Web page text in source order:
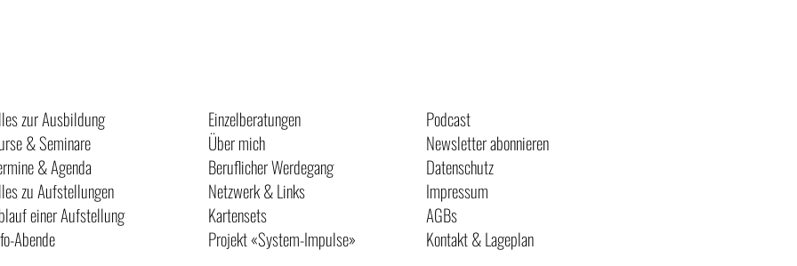
zur Ausbildung
& Seminare
& Agenda
zu Aufstellungen
einer Aufstellung
Abende
Einzelberatungen
Über mich
Beruflicher Werdegang
Netzwerk & Links
Kartensets
Projekt «System-Impulse»
Podcast
Newsletter abonnieren
Datenschutz
Impressum
AGBs
Kontakt & Lageplan